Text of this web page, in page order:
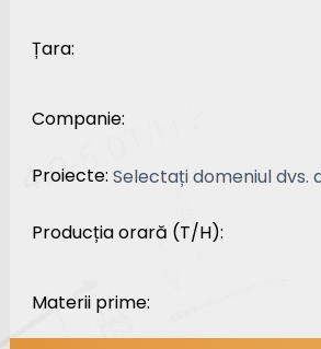
Țara:
Companie:
Proiecte:
Producția orară (T/H):
Materii prime: